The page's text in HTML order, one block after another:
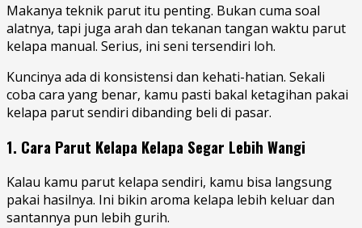
Makanya teknik parut itu penting. Bukan cuma soal
alatnya, tapi juga arah dan tekanan tangan waktu parut
kelapa manual. Serius, ini seni tersendiri loh.
Kuncinya ada di konsistensi dan kehati-hatian. Sekali
coba cara yang benar, kamu pasti bakal ketagihan pakai
kelapa parut sendiri dibanding beli di pasar.
1. Cara Parut Kelapa Kelapa Segar Lebih Wangi
Kalau kamu parut kelapa sendiri, kamu bisa langsung
pakai hasilnya. Ini bikin aroma kelapa lebih keluar dan
santannya pun lebih gurih.